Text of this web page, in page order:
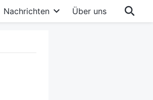
Nachrichten Über uns